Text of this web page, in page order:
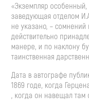
«Экземпляр особенный,
заведующая отделом
не указано, – сомнений
действительно
манере, и по наклону
таинственная
Дата в автографе
1869 годе, когда
, когда он навещал там